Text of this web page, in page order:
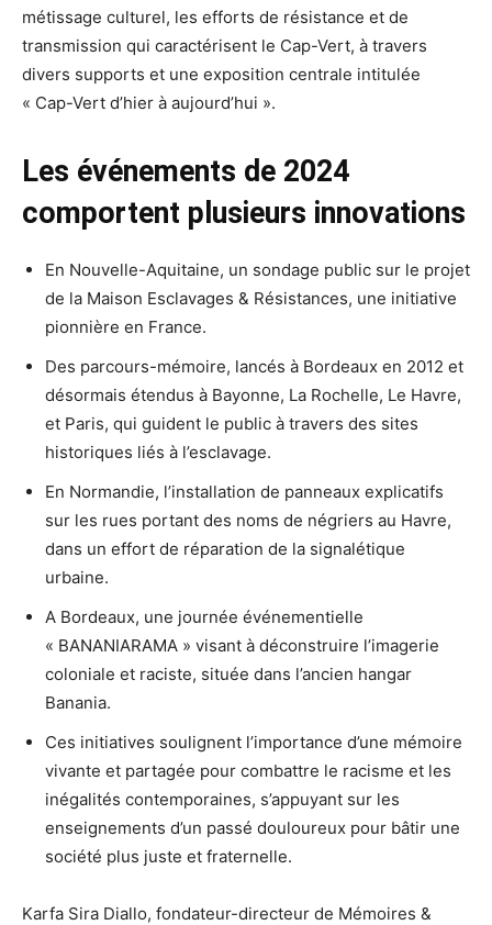
métissage culturel, les efforts de résistance et de
transmission qui caractérisent le Cap-Vert, à travers
divers supports et une exposition centrale intitulée
« Cap-Vert d’hier à aujourd’hui ».
Les événements de 2024
comportent plusieurs innovations
En Nouvelle-Aquitaine, un sondage public sur le projet
de la Maison Esclavages & Résistances, une initiative
pionnière en France.
Des parcours-mémoire, lancés à Bordeaux en 2012 et
désormais étendus à Bayonne, La Rochelle, Le Havre,
et Paris, qui guident le public à travers des sites
historiques liés à l’esclavage.
En Normandie, l’installation de panneaux explicatifs
sur les rues portant des noms de négriers au Havre,
dans un effort de réparation de la signalétique
urbaine.
A Bordeaux, une journée événementielle
« BANANIARAMA » visant à déconstruire l’imagerie
coloniale et raciste, située dans l’ancien hangar
Banania.
Ces initiatives soulignent l’importance d’une mémoire
vivante et partagée pour combattre le racisme et les
inégalités contemporaines, s’appuyant sur les
enseignements d’un passé douloureux pour bâtir une
société plus juste et fraternelle.
Karfa Sira Diallo, fondateur-directeur de Mémoires &